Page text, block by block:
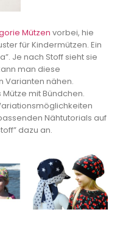
Mützen vorbei, hie
für Kindermützen. Ein
Je nach Stoff sieht sie
man diese
Varianten nähen.
mit Bündchen.
Nähtutorials auf
dazu an.